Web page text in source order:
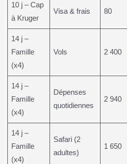
10 j – Cap
à Kruger
Visa & frais 80
14 j –
Famille
(x4)
Vols 2 400
14 j –
Famille
(x4)
Dépenses
quotidiennes
2 940
14 j –
Famille
(x4)
Safari (2
adultes)
1 650